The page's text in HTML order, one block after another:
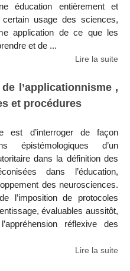
éducation entièrement et
usage des sciences,
application de ce que les
et de ...
Lire la suite
l’applicationnisme ,
et procédures
est d’interroger de façon
épistémologiques d’un
dans la définition des
dans l’éducation,
des neurosciences.
l’imposition de protocoles
évaluables aussitôt,
réflexive des
Lire la suite